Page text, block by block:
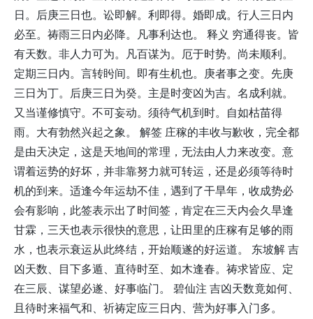
日。后庚三日也。讼即解。利即得。婚即成。行人三日内
必至。祷雨三日内必降。凡事利达也。 释义 穷通得丧。皆
有天数。非人力可为。凡百谋为。厄于时势。尚未顺利。
定期三日内。言转盻间。即有生机也。庚者事之变。先庚
三日为丁。后庚三日为癸。主是时变凶为吉。名成利就。
又当谨修慎守。不可妄动。须待气机到时。自如枯苗得
雨。大有勃然兴起之象。 解签 庄稼的丰收与歉收，完全都
是由天决定，这是天地间的常理，无法由人力来改变。意
谓着运势的好坏，并非靠努力就可转运，还是必须等待时
机的到来。适逢今年运劫不佳，遇到了干旱年，收成势必
会有影响，此签表示出了时间签，肯定在三天内会久旱逢
甘霖，三天也表示很快的意思，让田里的庄稼有足够的雨
水，也表示衰运从此终结，开始顺遂的好运道。 东坡解 吉
凶天数、目下多遁、直待时至、如木逢春。祷求皆应、定
在三辰、谋望必遂、好事临门。 碧仙注 吉凶天数竟如何、
且待时来福气和、祈祷定应三日内、营为好事入门多。